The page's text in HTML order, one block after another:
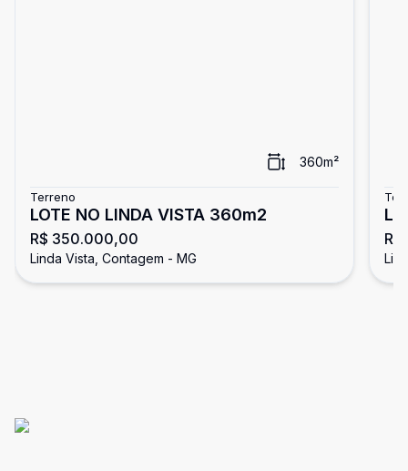
360m²
Terreno
LOTE NO LINDA VISTA 360m2
R$ 350.000,00
Linda Vista, Contagem - MG